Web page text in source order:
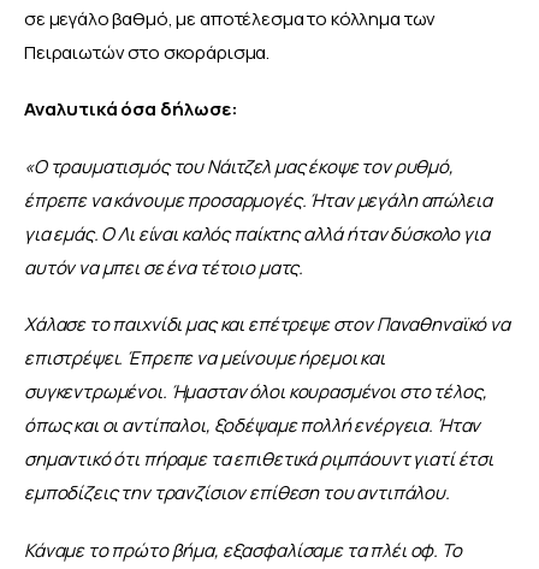
σε μεγάλο βαθμό, με αποτέλεσμα το κόλλημα των
Πειραιωτών στο σκοράρισμα.
Αναλυτικά όσα δήλωσε:
«Ο τραυματισμός του Νάιτζελ μας έκοψε τον ρυθμό,
έπρεπε να κάνουμε προσαρμογές. Ήταν μεγάλη απώλεια
για εμάς. Ο Λι είναι καλός παίκτης αλλά ήταν δύσκολο για
αυτόν να μπει σε ένα τέτοιο ματς.
Χάλασε το παιχνίδι μας και επέτρεψε στον Παναθηναϊκό να
επιστρέψει. Έπρεπε να μείνουμε ήρεμοι και
συγκεντρωμένοι. Ήμασταν όλοι κουρασμένοι στο τέλος,
όπως και οι αντίπαλοι, ξοδέψαμε πολλή ενέργεια. Ήταν
σημαντικό ότι πήραμε τα επιθετικά ριμπάουντ γιατί έτσι
εμποδίζεις την τρανζίσιον επίθεση του αντιπάλου.
Κάναμε το πρώτο βήμα, εξασφαλίσαμε τα πλέι οφ. Το